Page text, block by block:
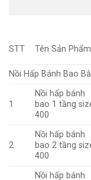
STT Tên Sản Phẩm
Nồi Hấp Bánh Bao
1
Nồi hấp bánh
bao 1 tầng
400
2
Nồi hấp bánh
bao 2 tầng
400
Nồi hấp bánh